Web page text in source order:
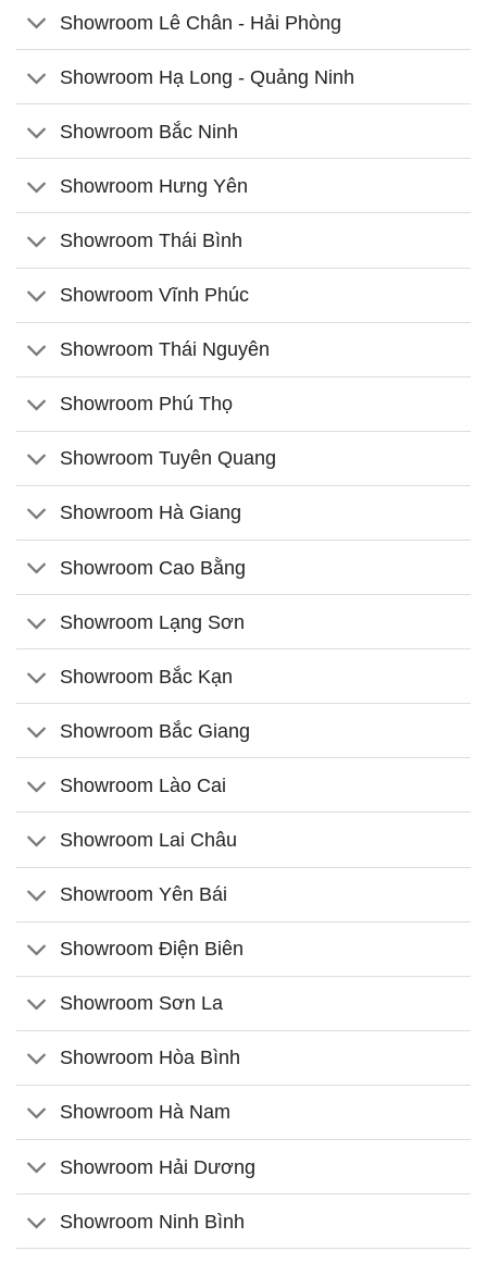
Showroom Lê Chân - Hải Phòng
Showroom Hạ Long - Quảng Ninh
Showroom Bắc Ninh
Showroom Hưng Yên
Showroom Thái Bình
Showroom Vĩnh Phúc
Showroom Thái Nguyên
Showroom Phú Thọ
Showroom Tuyên Quang
Showroom Hà Giang
Showroom Cao Bằng
Showroom Lạng Sơn
Showroom Bắc Kạn
Showroom Bắc Giang
Showroom Lào Cai
Showroom Lai Châu
Showroom Yên Bái
Showroom Điện Biên
Showroom Sơn La
Showroom Hòa Bình
Showroom Hà Nam
Showroom Hải Dương
Showroom Ninh Bình